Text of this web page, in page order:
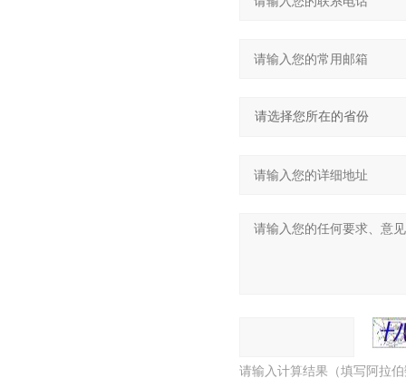
请输入计算结果（填写阿拉